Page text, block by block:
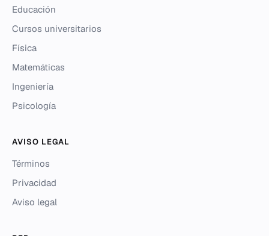
Educación
Cursos universitarios
Física
Matemáticas
Ingeniería
Psicología
AVISO LEGAL
Términos
Privacidad
Aviso legal